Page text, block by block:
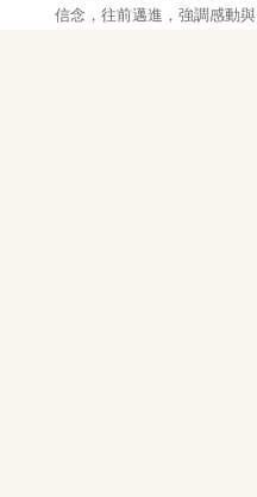
信念，往前邁進，強調感動與